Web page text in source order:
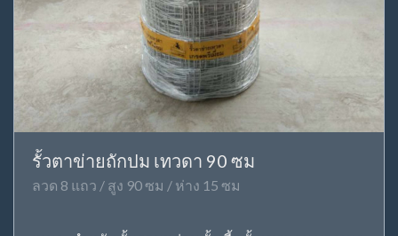
รั้วตาข่ายถักปม เทวดา 90 ซม
ลวด 8 แถว / สูง 90 ซม / ห่าง 15 ซม